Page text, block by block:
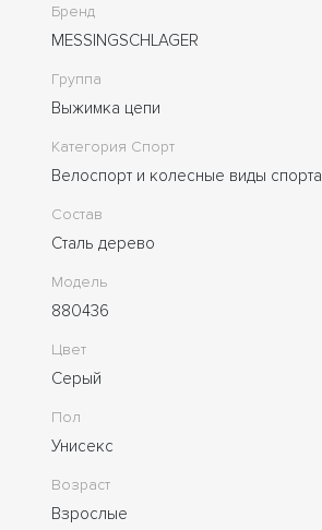
Бренд
MESSINGSCHLAGER
Группа
Выжимка цепи
Категория Спорт
Велоспорт и колесные виды спорта
Состав
Сталь дерево
Модель
880436
Цвет
Серый
Пол
Унисекс
Возраст
Взрослые